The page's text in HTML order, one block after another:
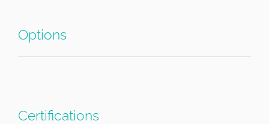
Options
Certifications